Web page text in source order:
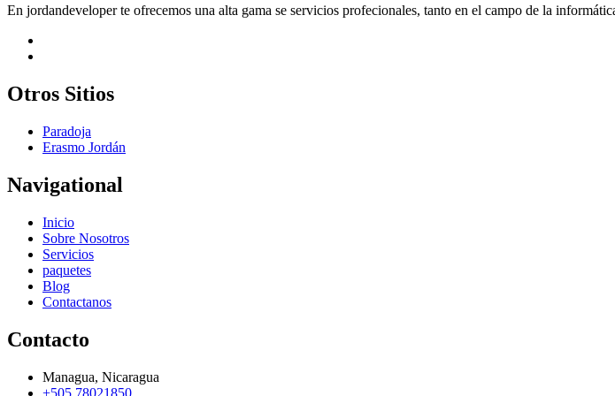
En jordandeveloper te ofrecemos una alta gama se servicios profecionales, tanto en el campo de la
Otros Sitios
Paradoja
Erasmo Jordán
Navigational
Inicio
Sobre Nosotros
Servicios
paquetes
Blog
Contactanos
Contacto
Managua, Nicaragua
+505 78021850